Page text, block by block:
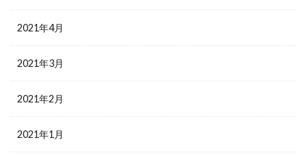
2021年4月
2021年3月
2021年2月
2021年1月